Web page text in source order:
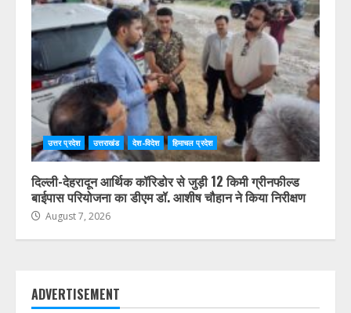
उत्तर प्रदेश उत्तराखंड देश-विदेश हिमाचल प्रदेश
दिल्ली-देहरादून आर्थिक कॉरिडोर से जुड़ी 12 किमी ग्रीनफील्ड
बाईपास परियोजना का डीएम डॉ. आशीष चौहान ने किया निरीक्षण
August 7, 2026
ADVERTISEMENT